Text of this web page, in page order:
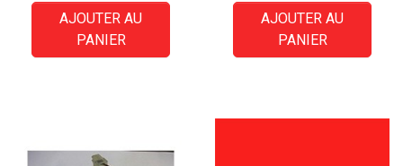
AJOUTER AU
PANIER
AJOUTER AU
PANIER